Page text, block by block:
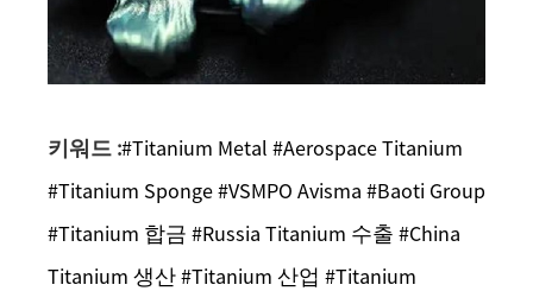
키워드 :#Titanium Metal #Aerospace Titanium
#Titanium Sponge #VSMPO Avisma #Baoti Group
#Titanium 합금 #Russia Titanium 수출 #China
Titanium 생산 #Titanium 산업 #Titanium